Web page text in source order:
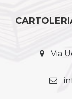
Via